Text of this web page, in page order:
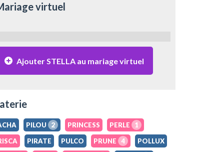
virtuel
Ajouter STELLA au mariage virtuel
PILOU 2 PRINCESS PERLE
1
PIRATE PULCO PRUNE 4
POLLUX